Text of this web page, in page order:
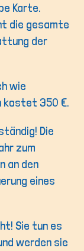
Karte.
die gesamte
der
wie
kostet 350 €.
Die
zum
an den
eines
Sie tun es
werden sie